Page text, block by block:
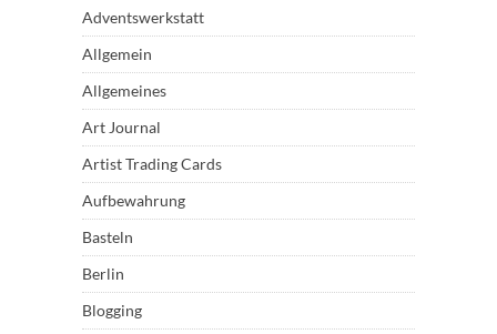
Adventswerkstatt
Allgemein
Allgemeines
Art Journal
Artist Trading Cards
Aufbewahrung
Basteln
Berlin
Blogging